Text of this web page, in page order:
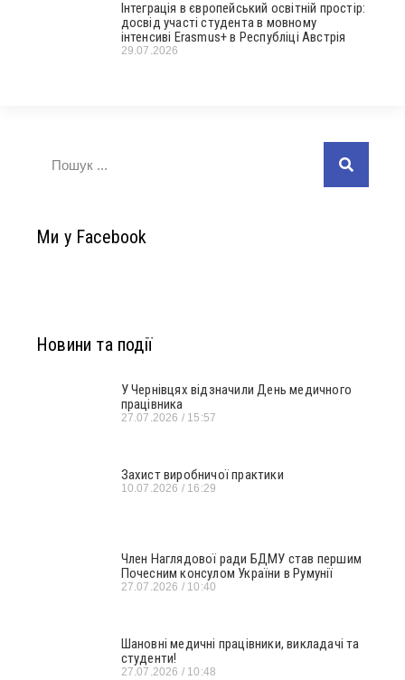
Інтеграція в європейський освітній простір:
досвід участі студента в мовному
інтенсиві Erasmus+ в Республіці Австрія
29.07.2026
Ми у Facebook
Новини та події
У Чернівцях відзначили День медичного
працівника
27.07.2026 15:57
Захист виробничої практики
10.07.2026 16:29
Член Наглядової ради БДМУ став першим
Почесним консулом України в Румунії
27.07.2026 10:40
Шановні медичні працівники, викладачі та
студенти!
27.07.2026 10:48